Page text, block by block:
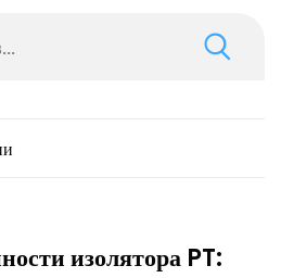
изолятора PT: